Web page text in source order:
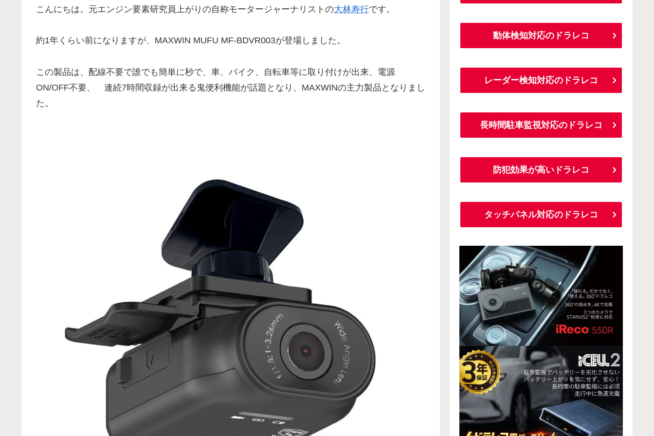
こんにちは。元エンジン要素研究員上がりの自称モータージャーナリストの大林寿行です。
約1年くらい前になりますが、MAXWIN MUFU MF-BDVR003が登場しました。
この製品は、配線不要で誰でも簡単に秒で、車、バイク、自転車等に取り付けが出来、電源
ON/OFF不要、 連続7時間収録が出来る鬼便利機能が話題となり、MAXWINの主力製品となりまし
た。
動体検知対応のドラレコ
レーダー検知対応のドラレコ
長時間駐車監視対応のドラレコ
防犯効果が高いドラレコ
タッチパネル対応のドラレコ